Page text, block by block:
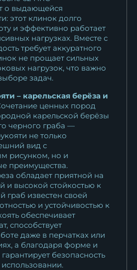
о выдающейся
этот клинок долго
и эффективно работает
нагрузках. Вместе с
требует аккуратного
не прощает сильных
нагрузок, что важно
задач.
– карельская берёза и
ценных пород
карельской берёзы
черного граба —
не только
вид с
рисунком, но и
преимущества.
обладает приятной на
и высокой стойкостью к
граб известен своей
и устойчивостью к
обеспечивает
способствует
даже в перчатках или
а благодаря форме и
безопасность